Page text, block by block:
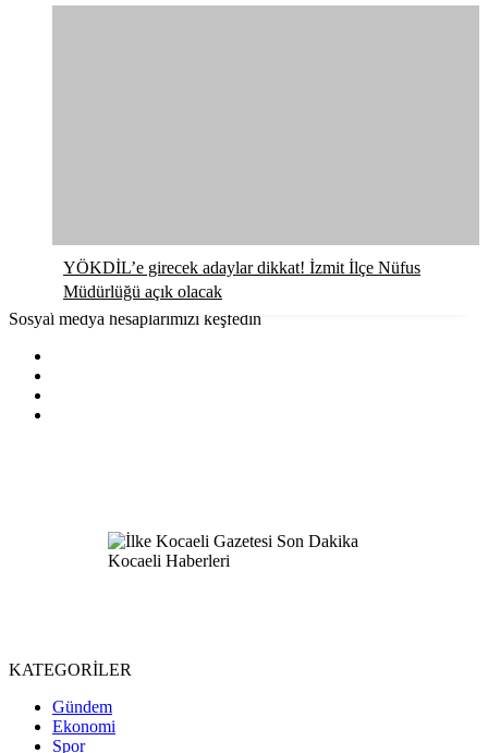
YÖKDİL’e girecek adaylar dikkat! İzmit İlçe Nüfus
Müdürlüğü açık olacak
Sosyal medya hesaplarımızı keşfedin
KATEGORİLER
Gündem
Ekonomi
Spor